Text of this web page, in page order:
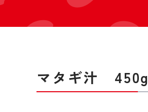
マタギ汁 450g